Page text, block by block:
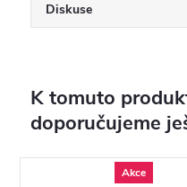
Diskuse
K tomuto
doporučujeme
Akce